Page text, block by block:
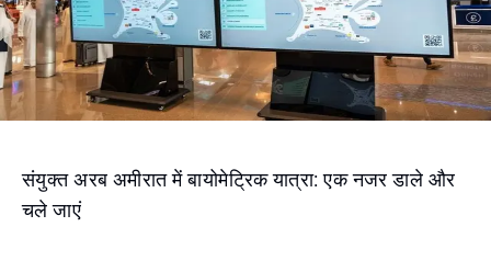
संयुक्त अरब अमीरात में बायोमेट्रिक यात्रा: एक नजर डाले और
चले जाएं